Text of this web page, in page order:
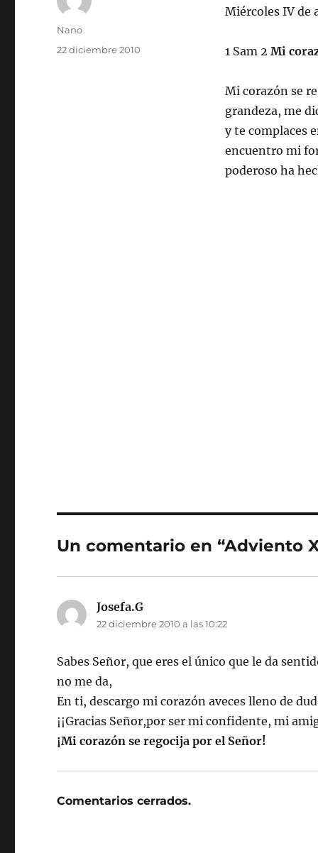
Miércoles IV de
1 Sam 2 Mi
Mi corazón se
grandeza, me
y te complaces
encuentro mi
poderoso ha
Autor
Nano
Publicado
22 diciembre 2010
Un comentario en “Adviento
Josefa.G
22 diciembre 2010 a las 10:22
Sabes Señor, que eres el único que le da
no me da,
En ti, descargo mi corazón aveces lleno de
¡¡Gracias Señor,por ser mi confidente, mi
¡Mi corazón se regocija por el Señor!
Comentarios cerrados.